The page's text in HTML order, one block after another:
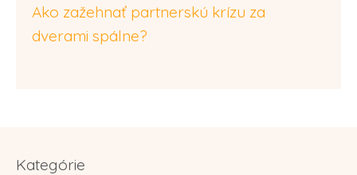
Ako zažehnať partnerskú krízu za
dverami spálne?
Kategórie